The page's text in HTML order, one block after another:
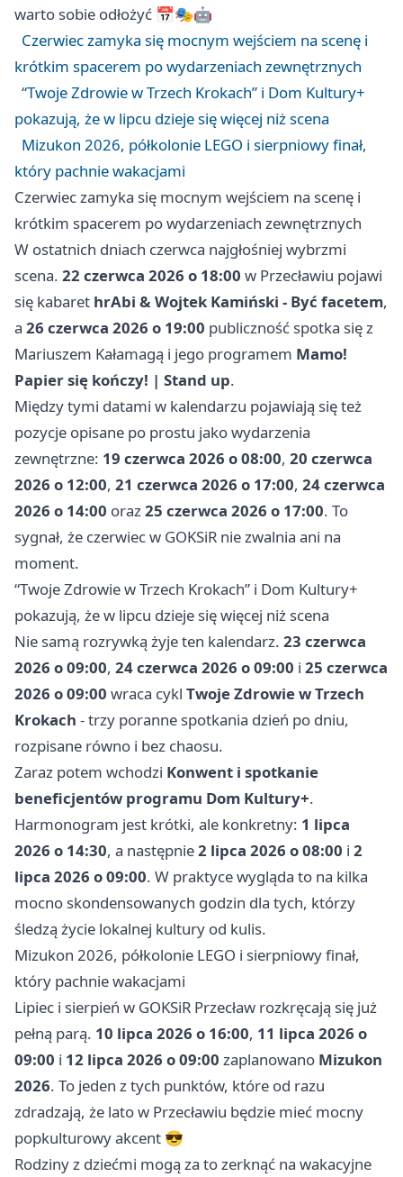
warto sobie odłożyć 📅🎭🤖
Czerwiec zamyka się mocnym wejściem na scenę i
krótkim spacerem po wydarzeniach zewnętrznych
“Twoje Zdrowie w Trzech Krokach” i Dom Kultury+
pokazują, że w lipcu dzieje się więcej niż scena
Mizukon 2026, półkolonie LEGO i sierpniowy finał,
który pachnie wakacjami
Czerwiec zamyka się mocnym wejściem na scenę i
krótkim spacerem po wydarzeniach zewnętrznych
W ostatnich dniach czerwca najgłośniej wybrzmi
scena. 22 czerwca 2026 o 18:00 w Przecławiu pojawi
się kabaret hrAbi & Wojtek Kamiński - Być facetem,
a 26 czerwca 2026 o 19:00 publiczność spotka się z
Mariuszem Kałamagą i jego programem Mamo!
Papier się kończy! | Stand up.
Między tymi datami w kalendarzu pojawiają się też
pozycje opisane po prostu jako wydarzenia
zewnętrzne: 19 czerwca 2026 o 08:00, 20 czerwca
2026 o 12:00, 21 czerwca 2026 o 17:00, 24 czerwca
2026 o 14:00 oraz25 czerwca 2026 o 17:00. To
sygnał, że czerwiec w GOKSiR nie zwalnia ani na
moment.
“Twoje Zdrowie w Trzech Krokach” i Dom Kultury+
pokazują, że w lipcu dzieje się więcej niż scena
Nie samą rozrywką żyje ten kalendarz. 23 czerwca
2026 o 09:00, 24 czerwca 2026 o 09:00 i 25 czerwca
2026 o 09:00 wraca cykl Twoje Zdrowie w Trzech
Krokach - trzy poranne spotkania dzień po dniu,
rozpisane równo i bez chaosu.
Zaraz potem wchodzi Konwent i spotkanie
beneficjentów programu Dom Kultury+.
Harmonogram jest krótki, ale konkretny: 1 lipca
2026 o 14:30, a następnie2 lipca 2026 o 08:00 i 2
lipca 2026 o 09:00. W praktyce wygląda to na kilka
mocno skondensowanych godzin dla tych, którzy
śledzą życie lokalnej kultury od kulis.
Mizukon 2026, półkolonie LEGO i sierpniowy finał,
który pachnie wakacjami
Lipiec i sierpień w GOKSiR Przecław rozkręcają się już
pełną parą. 10 lipca 2026 o 16:00, 11 lipca 2026 o
09:00 i 12 lipca 2026 o 09:00 zaplanowano Mizukon
2026. To jeden z tych punktów, które od razu
zdradzają, że lato w Przecławiu będzie mieć mocny
popkulturowy akcent 😎
Rodziny z dziećmi mogą za to zerknąć na wakacyjne